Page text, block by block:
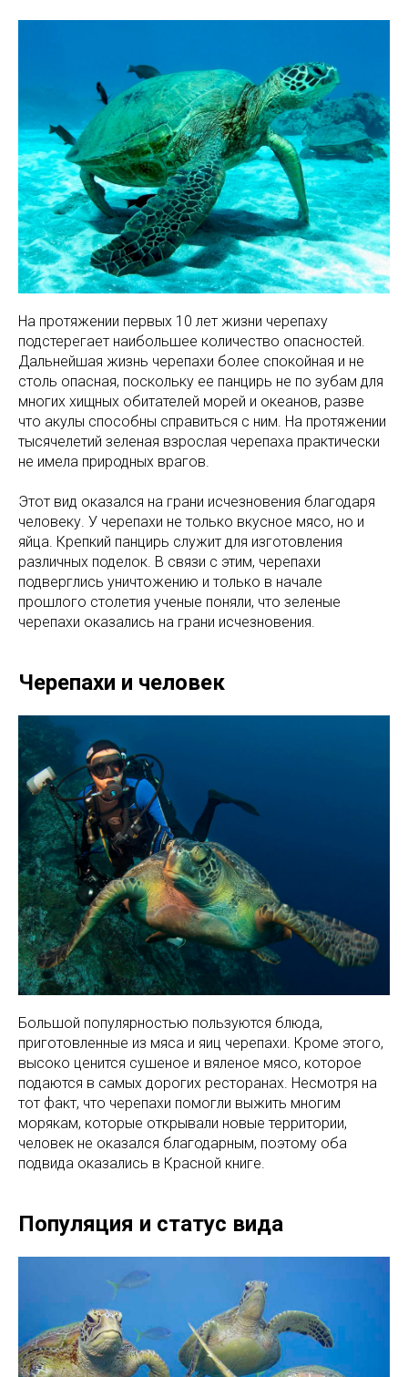
На протяжении первых 10 лет жизни черепаху
подстерегает наибольшее количество опасностей.
Дальнейшая жизнь черепахи более спокойная и не
столь опасная, поскольку ее панцирь не по зубам для
многих хищных обитателей морей и океанов, разве
что акулы способны справиться с ним. На протяжении
тысячелетий зеленая взрослая черепаха практически
не имела природных врагов.
Этот вид оказался на грани исчезновения благодаря
человеку. У черепахи не только вкусное мясо, но и
яйца. Крепкий панцирь служит для изготовления
различных поделок. В связи с этим, черепахи
подверглись уничтожению и только в начале
прошлого столетия ученые поняли, что зеленые
черепахи оказались на грани исчезновения.
Черепахи и человек
Большой популярностью пользуются блюда,
приготовленные из мяса и яиц черепахи. Кроме этого,
высоко ценится сушеное и вяленое мясо, которое
подаются в самых дорогих ресторанах. Несмотря на
тот факт, что черепахи помогли выжить многим
морякам, которые открывали новые территории,
человек не оказался благодарным, поэтому оба
подвида оказались в Красной книге.
Популяция и статус вида